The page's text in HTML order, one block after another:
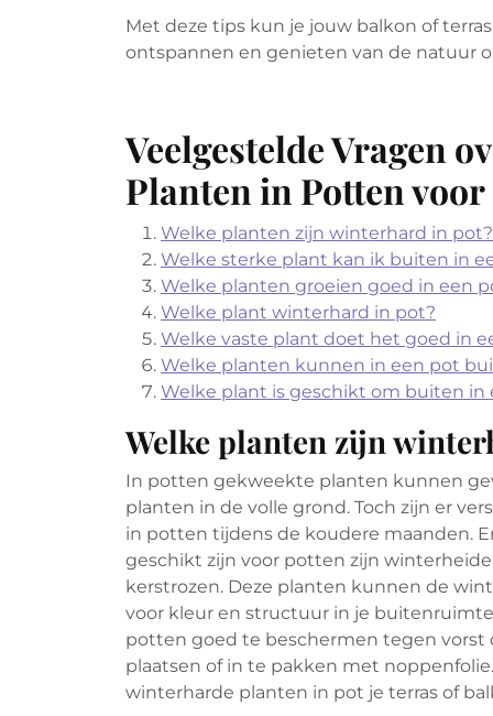
Met deze tips kun je jouw balkon of
ontspannen en genieten van de natuur
Veelgestelde Vragen
Planten in Potten
Welke planten zijn winterhard in pot?
Welke sterke plant kan ik buiten in
Welke planten groeien goed in een
Welke plant winterhard in pot?
Welke vaste plant doet het goed in
Welke planten kunnen in een pot
Welke plant is geschikt om buiten in
Welke planten zijn
In potten gekweekte planten kunnen
planten in de volle grond. Toch zijn er
in potten tijdens de koudere maanden.
geschikt zijn voor potten zijn
kerstrozen. Deze planten kunnen de
voor kleur en structuur in je
potten goed te beschermen tegen vorst
plaatsen of in te pakken met
winterharde planten in pot je terras of